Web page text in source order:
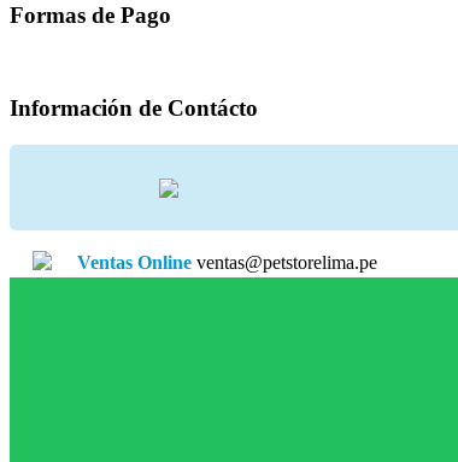
Formas de Pago
Información de Contácto
Ventas Online ventas@petstorelima.pe